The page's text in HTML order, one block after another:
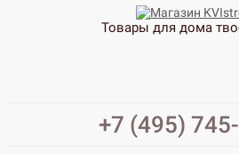
Товары для дома
+7 (495)